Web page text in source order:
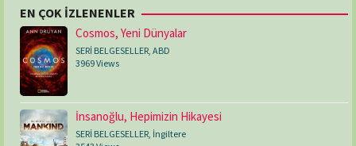
EN ÇOK İZLENENLER
Cosmos, Yeni Dünyalar
SERİ BELGESELLER, ABD
3969 Views
İnsanoğlu, Hepimizin Hikayesi
SERİ BELGESELLER, İngiltere